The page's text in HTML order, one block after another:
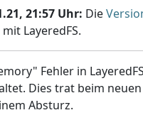
21:57 Uhr: Die
LayeredFS.
Fehler in
Dies trat beim
Absturz.